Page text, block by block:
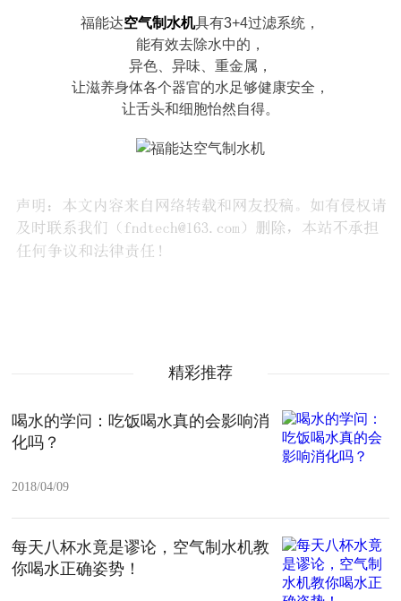
福能达空气制水机具有3+4过滤系统，
能有效去除水中的，
异色、异味、重金属，
让滋养身体各个器官的水足够健康安全，
让舌头和细胞怡然自得。
精彩推荐
喝水的学问：吃饭喝水真的会影响消
化吗？
2018/04/09
每天八杯水竟是谬论，空气制水机教
你喝水正确姿势！